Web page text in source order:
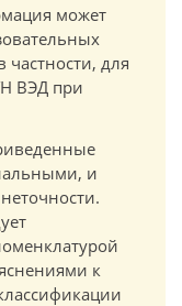
может
частности, для
ВЭД при
и
к